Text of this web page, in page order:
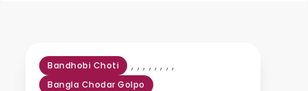
Bandhobi Choti ,
Bangla Chodar Golpo
,, ,,, ,,